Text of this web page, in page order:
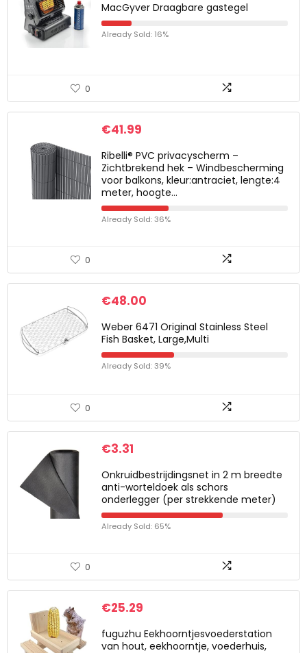
MacGyver Draagbare gastegel
Already Sold: 16%
0
€41.99
Ribelli® PVC privacyscherm –
Zichtbrekend hek – Windbescherming
voor balkons, kleur:antraciet, lengte:4
meter, hoogte…
Already Sold: 36%
0
€48.00
Weber 6471 Original Stainless Steel
Fish Basket, Large,Multi
Already Sold: 39%
0
€3.31
Onkruidbestrijdingsnet in 2 m breedte
anti-worteldoek als schors
onderlegger (per strekkende meter)
Already Sold: 65%
0
€25.29
fuguzhu Eekhoorntjesvoederstation
van hout, eekhoorntje, voederhuis,